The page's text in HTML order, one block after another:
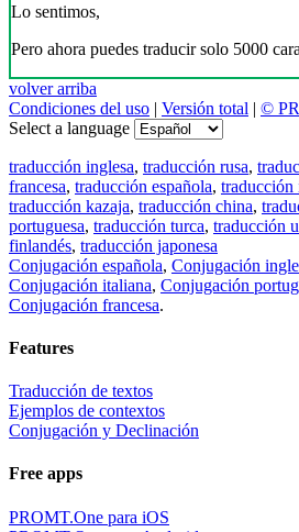
Lo sentimos,
Pero ahora puedes traducir solo 5000
volver arriba
Condiciones del uso | Versión total | ©
Select a language
traducción inglesa, traducción rusa,
francesa, traducción española, traducción
traducción kazaja, traducción china,
portuguesa, traducción turca, traducción
finlandés, traducción japonesa
Conjugación española, Conjugación
Conjugación italiana, Conjugación
Conjugación francesa.
Features
Traducción de textos
Ejemplos de contextos
Conjugación y Declinación
Free apps
PROMT.One para iOS